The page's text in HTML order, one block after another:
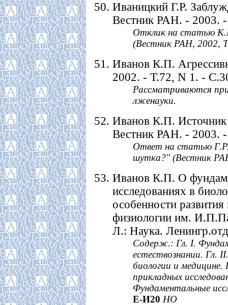
Иваницкий Г.Р.
Вестник РАН. - 2003.
Отклик на статью
(Вестник РАН, 2002,
Иванов К.П.
2002. - Т.72, N 1. -
Рассматриваются
лженауки.
Иванов К.П. Источник
Вестник РАН. - 2003.
Ответ на статью
шутка?" (Вестник
Иванов К.П. О
исследованиях в
особенности
физиологии им.
Л.: Наука.
Содерж.: Гл. I.
естествознании. Гл.
биологии и
прикладных
Фундаментальные
Е-И20 НО